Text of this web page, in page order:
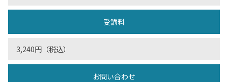
受講料
3,240円（税込）
お問い合わせ